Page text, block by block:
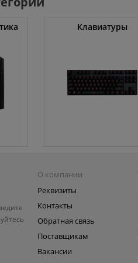
Клавиатуры
О компании
Реквизиты
Контакты
Обратная связь
Поставщикам
Вакансии